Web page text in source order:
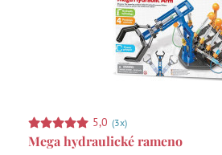
5,0 (3x)
Mega hydraulické rameno